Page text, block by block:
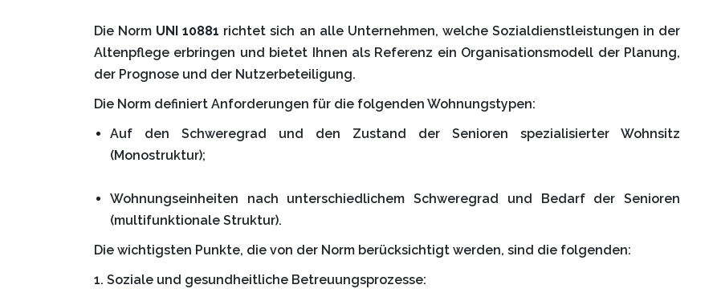
Die Norm UNI 10881 richtet sich an alle Unternehmen, welche Sozialdienstleistungen in der
Altenpflege erbringen und bietet Ihnen als Referenz ein Organisationsmodell der Planung,
der Prognose und der Nutzerbeteiligung.
Die Norm definiert Anforderungen für die folgenden Wohnungstypen:
Auf den Schweregrad und den Zustand der Senioren spezialisierter Wohnsitz
(Monostruktur);
Wohnungseinheiten nach unterschiedlichem Schweregrad und Bedarf der Senioren
(multifunktionale Struktur).
Die wichtigsten Punkte, die von der Norm berücksichtigt werden, sind die folgenden:
1. Soziale und gesundheitliche Betreuungsprozesse: